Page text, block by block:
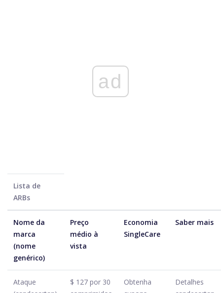
ad
Lista de
ARBs
Nome da
marca
(nome
genérico)
Preço
médio à
vista
Economia
SingleCare
Saber mais
Ataque
$ 127 por 30
Obtenha
Detalhes